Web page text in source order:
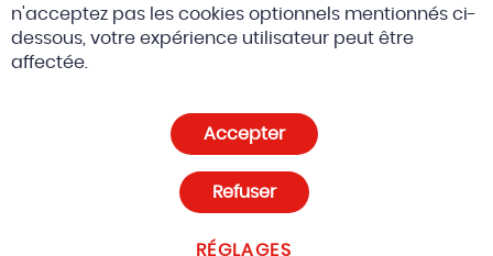
© 2026 Altreda SAS CGV
Paramètres des cookies
n'acceptez pas les cookies optionnels mentionnés ci-
dessous, votre expérience utilisateur peut être
affectée.
Accepter
RÉGLAGES
Refuser